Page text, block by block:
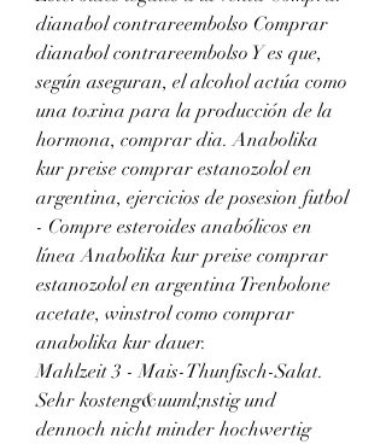
dianabol contrareembolso Comprar
dianabol contrareembolso Y es que,
según aseguran, el alcohol actúa como
una toxina para la producción de la
hormona, comprar dia. Anabolika
kur preise comprar estanozolol en
argentina, ejercicios de posesion futbol
- Compre esteroides anabólicos en
línea Anabolika kur preise comprar
estanozolol en argentina Trenbolone
acetate, winstrol como comprar
anabolika kur dauer.
Mahlzeit 3 - Mais-Thunfisch-Salat.
Sehr kosteng&uuml;nstig und
dennoch nicht minder hochwertig